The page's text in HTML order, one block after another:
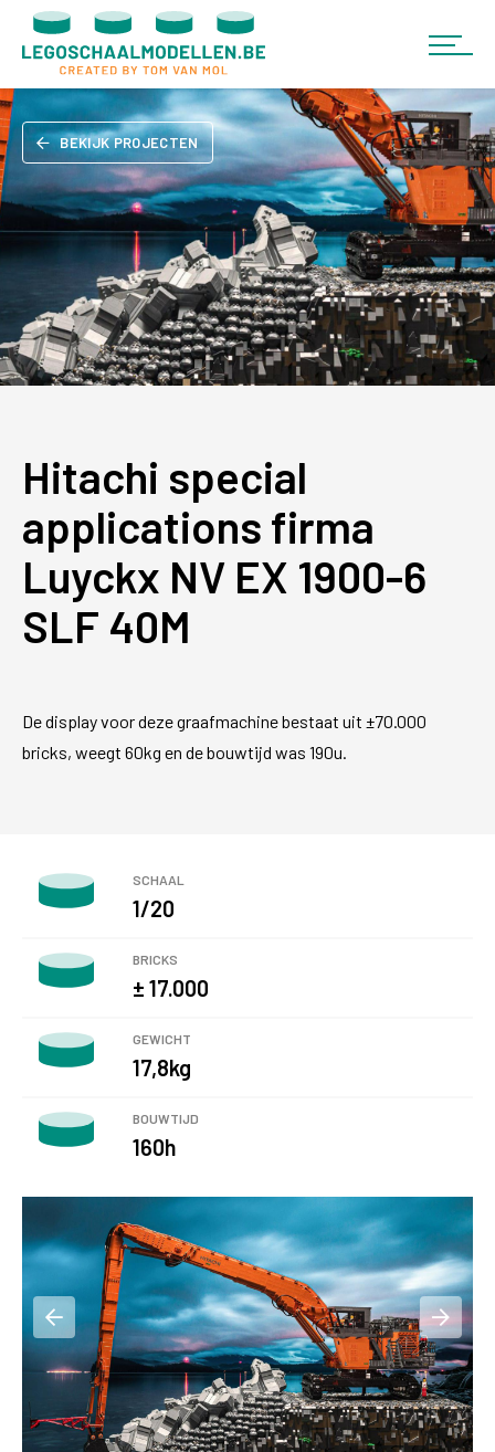
BEKIJK PROJECTEN
Hitachi special
applications firma
Luyckx NV EX 1900-6
SLF 40M
De display voor deze graafmachine bestaat uit ±70.000
bricks, weegt 60kg en de bouwtijd was 190u.
SCHAAL
1/20
BRICKS
± 17.000
GEWICHT
17,8kg
BOUWTIJD
160h